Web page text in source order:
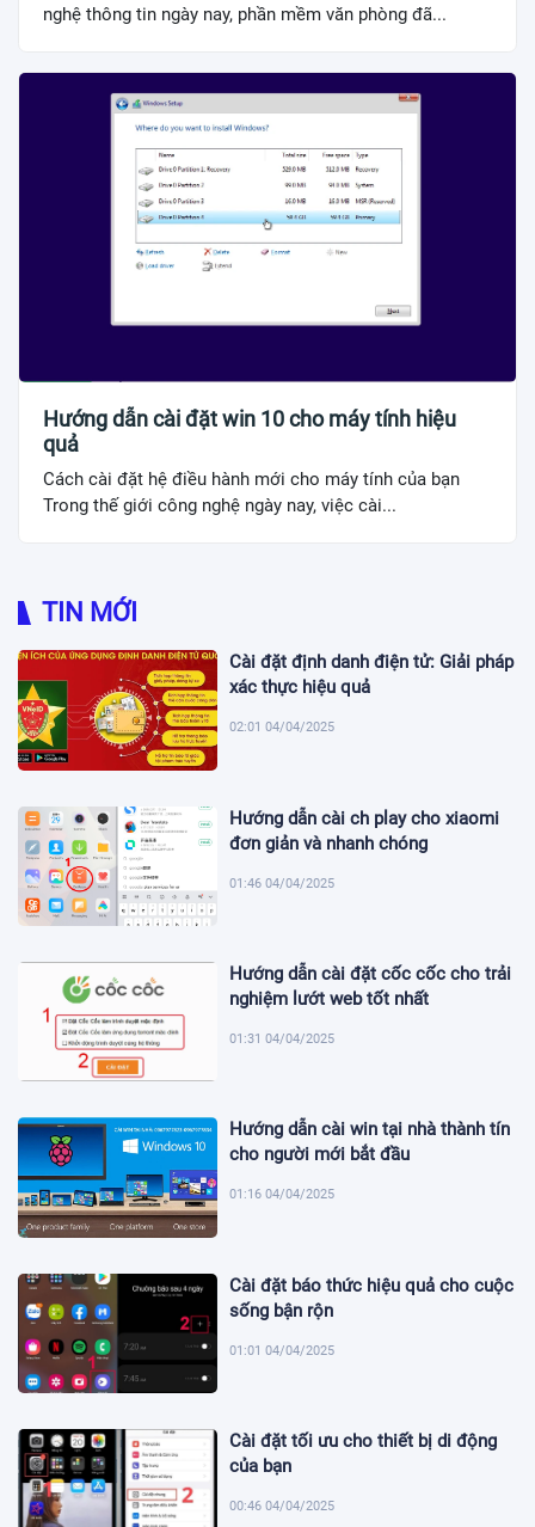
nghệ thông tin ngày nay, phần mềm văn phòng đã...
Hướng dẫn cài đặt win 10 cho máy tính hiệu
quả
Cách cài đặt hệ điều hành mới cho máy tính của bạn
Trong thế giới công nghệ ngày nay, việc cài...
TIN MỚI
Cài đặt định danh điện tử: Giải pháp
xác thực hiệu quả
02:01 04/04/2025
Hướng dẫn cài ch play cho xiaomi
đơn giản và nhanh chóng
01:46 04/04/2025
Hướng dẫn cài đặt cốc cốc cho trải
nghiệm lướt web tốt nhất
01:31 04/04/2025
Hướng dẫn cài win tại nhà thành tín
cho người mới bắt đầu
01:16 04/04/2025
Cài đặt báo thức hiệu quả cho cuộc
sống bận rộn
01:01 04/04/2025
Cài đặt tối ưu cho thiết bị di động
của bạn
00:46 04/04/2025